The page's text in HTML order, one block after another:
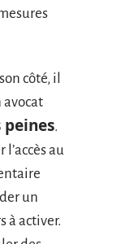
côté, il
.
au
un
à activer.